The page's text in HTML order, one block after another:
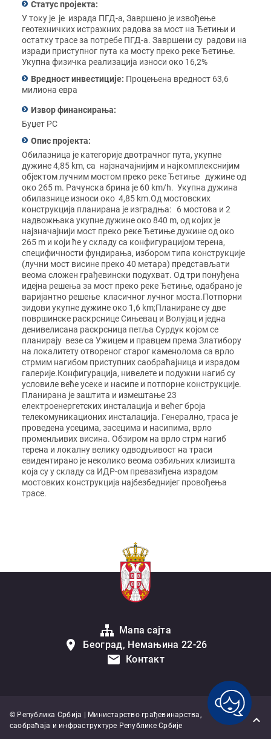
Статус пројекта:
У току је је израда ПГД-а, Завршено је извођење
геотехничких истражних радова за мост на Ђетињи и
остатку трасе за потребе ПГД-а. Завршени су радови на
изради приступног пута ка мосту преко реке Ђетиње.
Укупна физичка реализација износи око 16,2%
Вредност инвестиције: Процењена вредност 63,6
милиона евра
Извор финансирања:
Буџет РС
Опис пројекта:
Обилазница је категорије двотрачног пута, укупне
дужине 4,85 km, са најзначајнијим и најкомплекснијим
објектом лучним мостом преко реке Ђетиње дужине од
око 265 m. Рачунска брина је 60 km/h. Укупна дужина
обилазнице износи око 4,85 km.Од мостовских
конструкција планирана је изградња: 6 мостова и 2
надвожњака укупне дужине око 840 m, од којих је
најзначајнији мост преко реке Ђетиње дужине од око
265 m и који ће у складу са конфигурацијом терена,
специфичности фундирања, избором типа конструкције
(лучни мост висине преко 40 метара) представљати
веома сложен грађевински подухват. Од три понуђена
идејна решења за мост преко реке Ђетиње, одабрано је
варијантно решење класичног лучног моста.Потпорни
зидови укупне дужине око 1,6 km;Планиране су две
површинске раскрснице Сињевац и Волујац и једна
денивелисана раскрсница петља Сурдук којом се
планирају везе са Ужицем и правцем према Златибору
на локалитету отвореног старог каменолома са врло
стрмим нагибом приступних саобраћајница и израдом
галерије.Конфигурација, нивелете и подужни нагиб су
условиле веће усеке и насипе и потпорне конструкције.
Планирана је заштита и измештање 23
електроенергетских инсталација и већег броја
телекомуникационих инсталација. Генерално, траса је
проведена усецима, засецима и насипима, врло
променљивих висина. Обзиром на врло стрм нагиб
терена и локалну велику одводњивост на траси
евидентирано је неколико веома озбиљних клизишта
која су у складу са ИДР-ом превазиђена израдом
мостовких конструкција најбезбеднијег провођења
трасе.
Мапа сајта
Београд, Немањина 22-26
Контакт
© Република Србија | Министарство грађевинарства,
саобраћаја и инфраструктуре Републике Србије